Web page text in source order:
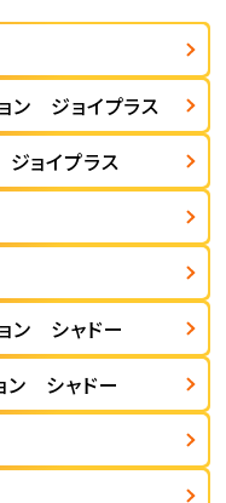
ン ジョイプラス
ョイプラス
ン シャドー
ン シャドー